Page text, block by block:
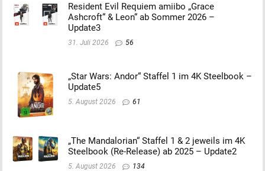
Resident Evil Requiem amiibo „Grace
Ashcroft“ & Leon“ ab Sommer 2026 –
Update3
31. Juli 2026 56
„Star Wars: Andor“ Staffel 1 im 4K Steelbook –
Update5
5. August 2026 61
„The Mandalorian“ Staffel 1 & 2 jeweils im 4K
Steelbook (Re-Release) ab 2025 – Update2
5. August 2026 134